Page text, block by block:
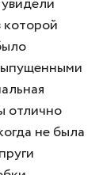
отлично
не была